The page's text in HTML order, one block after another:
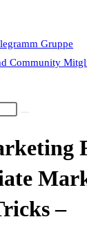
panel.Gruppe
Community
–